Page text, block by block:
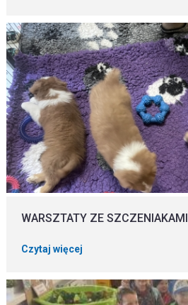
WARSZTATY ZE SZCZENIAKAMI
Czytaj więcej